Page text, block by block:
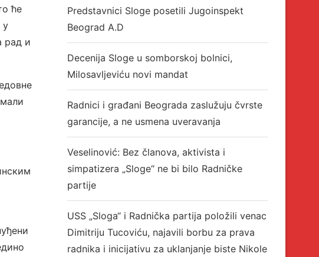
ће
у
рад и
Predstavnici Sloge posetili Jugoinspekt
Beograd A.D
Decenija Sloge u somborskoj bolnici,
Milosavljeviću novi mandat
Radnici i građani Beograda zaslužuju čvrste
garancije, a ne usmena uveravanja
Veselinović: Bez članova, aktivista i
simpatizera „Sloge“ ne bi bilo Radničke
partije
USS „Sloga“ i Radnička partija položili venac
Dimitriju Tucoviću, najavili borbu za prava
radnika i inicijativu za uklanjanje biste Nikole